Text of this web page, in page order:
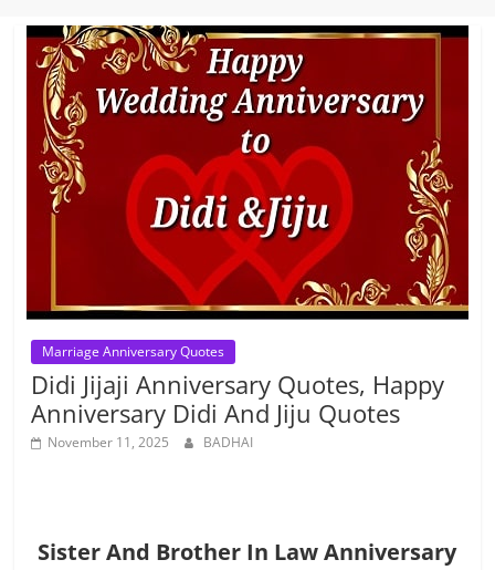
Marriage Anniversary Quotes
Didi Jijaji Anniversary Quotes, Happy
Anniversary Didi And Jiju Quotes
November 11, 2025 BADHAI
Sister And Brother In Law Anniversary